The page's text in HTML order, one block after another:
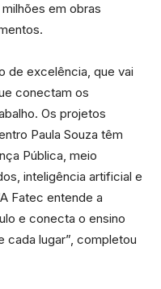
em obras
de excelência, que vai
conectam os
Os projetos
Paula Souza têm
Pública, meio
inteligência artificial e
Fatec entende a
e conecta o ensino
lugar”, completou